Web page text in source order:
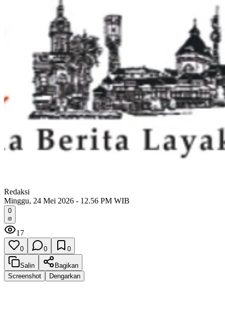
Redaksi
Minggu, 24 Mei 2026 - 12.56 PM WIB
0
17
0 0 0
Salin
Bagikan
Screenshot
Dengarkan